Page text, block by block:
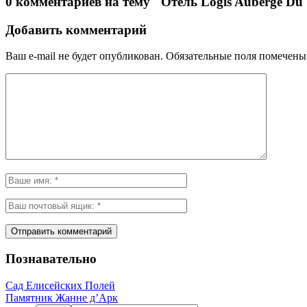
Добавить комментарий
Ваш e-mail не будет опубликован. Обязательные поля помечены
Познавательно
Сад Елисейских Полей
Памятник Жанне д’Арк